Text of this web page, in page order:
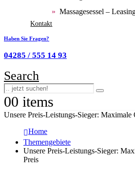
Massagesessel –
Kontakt
Haben Sie Fragen?
04285 / 555 14 93
Search
00 items
Unsere Preis-Leistungs-Sieger: Maximale
Home
Themengebiete
Unsere Preis-Leistungs-Sieger:
Preis